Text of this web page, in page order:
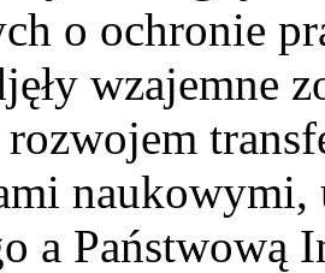
o ochronie
wzajemne
naukowymi,
a Państwową